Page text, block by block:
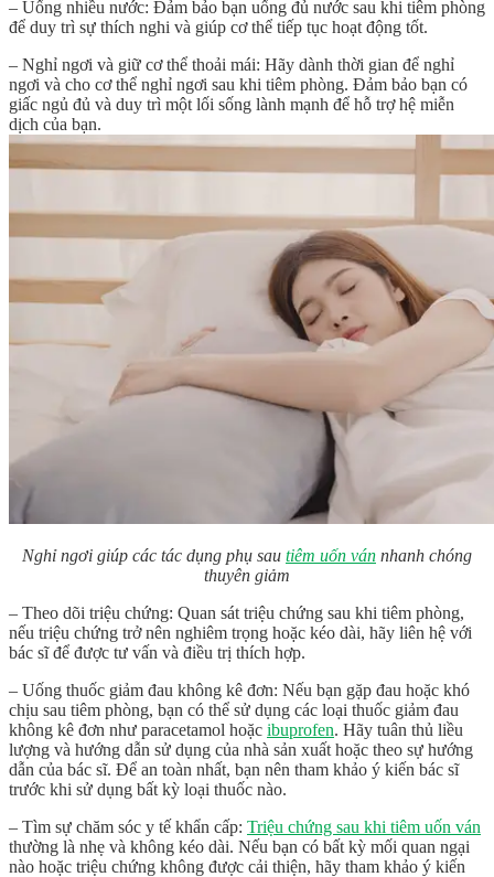
– Uống nhiều nước: Đảm bảo bạn uống đủ nước sau khi tiêm phòng
để duy trì sự thích nghi và giúp cơ thể tiếp tục hoạt động tốt.
– Nghỉ ngơi và giữ cơ thể thoải mái: Hãy dành thời gian để nghỉ
ngơi và cho cơ thể nghỉ ngơi sau khi tiêm phòng. Đảm bảo bạn có
giấc ngủ đủ và duy trì một lối sống lành mạnh để hỗ trợ hệ miễn
dịch của bạn.
Nghỉ ngơi giúp các tác dụng phụ sau tiêm uốn ván nhanh chóng
thuyên giảm
– Theo dõi triệu chứng: Quan sát triệu chứng sau khi tiêm phòng,
nếu triệu chứng trở nên nghiêm trọng hoặc kéo dài, hãy liên hệ với
bác sĩ để được tư vấn và điều trị thích hợp.
– Uống thuốc giảm đau không kê đơn: Nếu bạn gặp đau hoặc khó
chịu sau tiêm phòng, bạn có thể sử dụng các loại thuốc giảm đau
không kê đơn như paracetamol hoặc ibuprofen. Hãy tuân thủ liều
lượng và hướng dẫn sử dụng của nhà sản xuất hoặc theo sự hướng
dẫn của bác sĩ. Để an toàn nhất, bạn nên tham khảo ý kiến bác sĩ
trước khi sử dụng bất kỳ loại thuốc nào.
– Tìm sự chăm sóc y tế khẩn cấp: Triệu chứng sau khi tiêm uốn ván
thường là nhẹ và không kéo dài. Nếu bạn có bất kỳ mối quan ngại
nào hoặc triệu chứng không được cải thiện, hãy tham khảo ý kiến ​​